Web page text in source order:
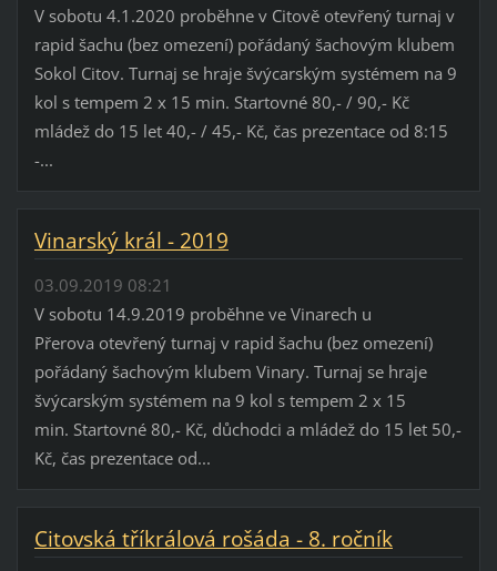
V sobotu 4.1.2020 proběhne v Citově otevřený turnaj v
rapid šachu (bez omezení) pořádaný šachovým klubem
Sokol Citov. Turnaj se hraje švýcarským systémem na 9
kol s tempem 2 x 15 min. Startovné 80,- / 90,- Kč
mládež do 15 let 40,- / 45,- Kč, čas prezentace od 8:15
-...
Vinarský král - 2019
03.09.2019 08:21
V sobotu 14.9.2019 proběhne ve Vinarech u
Přerova otevřený turnaj v rapid šachu (bez omezení)
pořádaný šachovým klubem Vinary. Turnaj se hraje
švýcarským systémem na 9 kol s tempem 2 x 15
min. Startovné 80,- Kč, důchodci a mládež do 15 let 50,-
Kč, čas prezentace od...
Citovská tříkrálová rošáda - 8. ročník